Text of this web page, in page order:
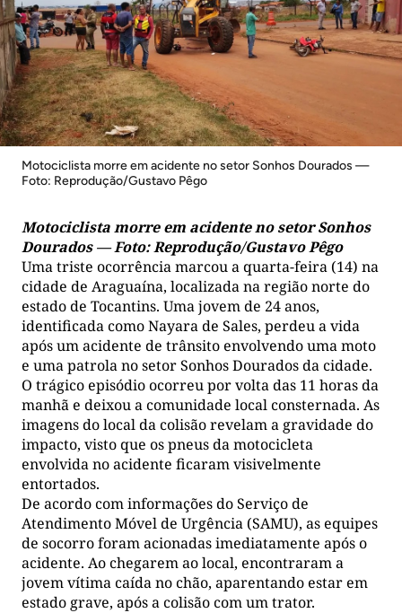
Motociclista morre em acidente no setor Sonhos Dourados —
Foto: Reprodução/Gustavo Pêgo
Motociclista morre em acidente no setor Sonhos
Dourados — Foto: Reprodução/Gustavo Pêgo
Uma triste ocorrência marcou a quarta-feira (14) na
cidade de Araguaína, localizada na região norte do
estado de Tocantins. Uma jovem de 24 anos,
identificada como Nayara de Sales, perdeu a vida
após um acidente de trânsito envolvendo uma moto
e uma patrola no setor Sonhos Dourados da cidade.
O trágico episódio ocorreu por volta das 11 horas da
manhã e deixou a comunidade local consternada. As
imagens do local da colisão revelam a gravidade do
impacto, visto que os pneus da motocicleta
envolvida no acidente ficaram visivelmente
entortados.
De acordo com informações do Serviço de
Atendimento Móvel de Urgência (SAMU), as equipes
de socorro foram acionadas imediatamente após o
acidente. Ao chegarem ao local, encontraram a
jovem vítima caída no chão, aparentando estar em
estado grave, após a colisão com um trator.